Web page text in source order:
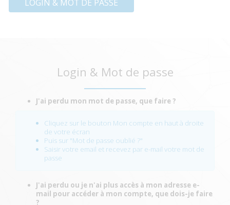
LOGIN & MOT DE PASSE
Login & Mot de passe
J'ai perdu mon mot de passe, que faire ?
Cliquez sur le bouton Mon compte en haut à droite
de votre écran
Puis sur "Mot de passe oublié ?"
Saisir votre email et recevez par e-mail votre mot de
passe
J'ai perdu ou je n'ai plus accès à mon adresse e-
mail pour accéder à mon compte, que dois-je faire
?